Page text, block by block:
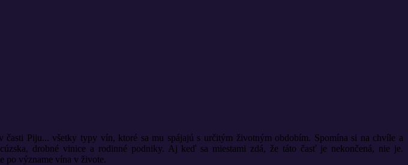
Piju... všetky typy vín, ktoré sa mu spájajú s určitým životným obdobím. Spomína si na chvíle a
drobné vinice a rodinné podniky. Aj keď sa miestami zdá, že táto časť je nekončená, nie je.
po význame vína v živote.